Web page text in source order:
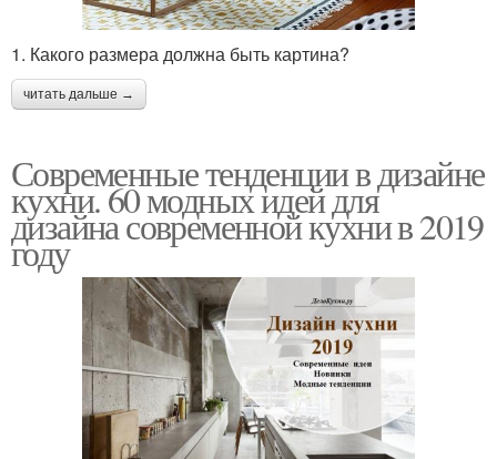
1. Какого размера должна быть картина?
читать дальше →
Современные тенденции в дизайне
кухни. 60 модных идей для
дизайна современной кухни в 2019
году